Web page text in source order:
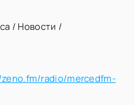
/ Новости /
radio/mercedfm-